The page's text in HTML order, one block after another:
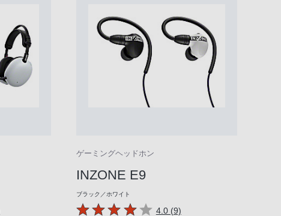
ゲーミングヘッドホン
INZONE E9
ブラック／ホワイト
4.0 (9)